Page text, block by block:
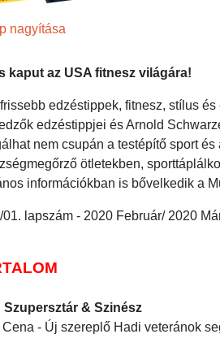
nagyítása
kaput az USA fitnesz világára!
edzéstippek, fitnesz, stílus
edzéstippjei és Arnold
nem csupán a testépítő sport
ötletekben,
információkban is bővelkedik a
01. lapszám - 2020 Február/ 2020
Szupersztár & Szinész
- Új szereplő Hadi veteránok